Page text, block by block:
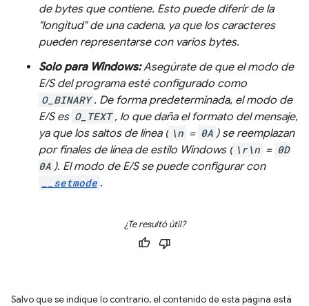
de bytes que contiene. Esto puede diferir de la
"longitud" de una cadena, ya que los caracteres
pueden representarse con varios bytes.
Solo para Windows:Asegúrate de que el modo de
E/S del programa esté configurado como
O_BINARY . De forma predeterminada, el modo de
E/S es O_TEXT , lo que daña el formato del mensaje,
ya que los saltos de línea ( \n = 0A ) se reemplazan
por finales de línea de estilo Windows ( \r\n = 0D
0A ). El modo de E/S se puede configurar con
__setmode .
¿Te resultó útil?
Salvo que se indique lo contrario, el contenido de esta página está